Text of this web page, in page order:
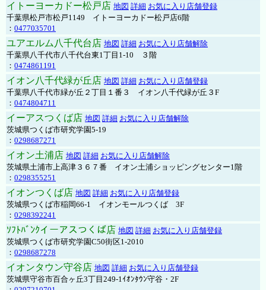
イトーヨーカドー松戸店 地図 詳細 お気に入り店舗登録
千葉県松戸市松戸1149 イトーヨーカドー松戸店6階
： 0477035701
ユアエルム八千代台店 地図 詳細 お気に入り店舗解除
千葉県八千代市八千代台東1丁目1-10 ３階
： 0474861191
イオン八千代緑が丘店 地図 詳細 お気に入り店舗登録
千葉県八千代市緑が丘２丁目１番３ イオン八千代緑が丘３F
： 0474804711
イーアスつくば店 地図 詳細 お気に入り店舗解除
茨城県つくば市研究学園5-19
： 0298687271
イオン土浦店 地図 詳細 お気に入り店舗解除
茨城県土浦市上高津３６７番 イオン土浦ショッピングセンター1階
： 0298355251
イオンつくば店 地図 詳細 お気に入り店舗登録
茨城県つくば市稲岡66-1 イオンモールつくば 3F
： 0298392241
ｿﾌﾄﾊﾞﾝｸイーアスつくば店 地図 詳細 お気に入り店舗登録
茨城県つくば市研究学園C50街区1-2010
： 0298687278
イオンタウン守谷店 地図 詳細 お気に入り店舗登録
茨城県守谷市百合ヶ丘3丁目249-1ｲｵﾝﾀｳﾝ守谷・2F